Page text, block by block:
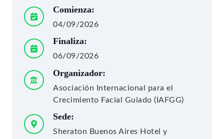
Comienza:
04/09/2026
Finaliza:
06/09/2026
Organizador:
Asociación Internacional para el
Crecimiento Facial Guiado (IAFGG)
Sede:
Sheraton Buenos Aires Hotel y